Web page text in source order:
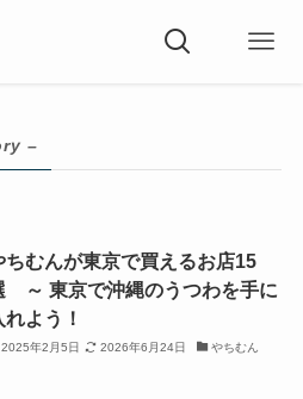
–
ちむんが東京で買えるお店15
～ 東京で沖縄のうつわを手に
れよう！
2025年2月5日 2026年6月24日 やちむん